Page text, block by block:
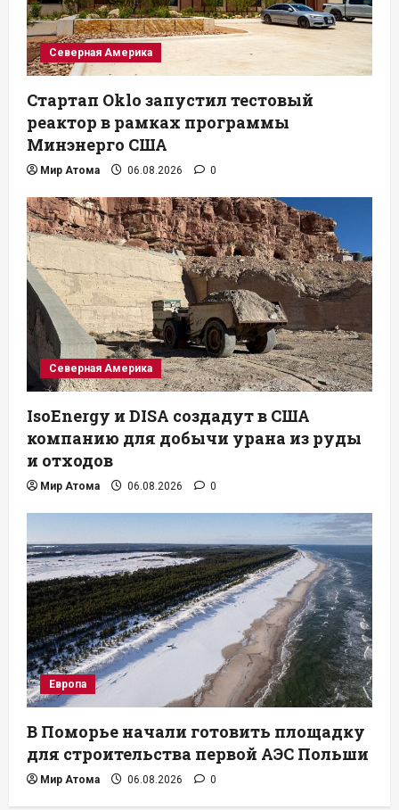
Северная Америка
Стартап Oklo запустил тестовый
реактор в рамках программы
Минэнерго США
Мир Атома 06.08.2026 0
Северная Америка
IsoEnergy и DISA создадут в США
компанию для добычи урана из руды
и отходов
Мир Атома 06.08.2026 0
Европа
В Поморье начали готовить площадку
для строительства первой АЭС Польши
Мир Атома 06.08.2026 0